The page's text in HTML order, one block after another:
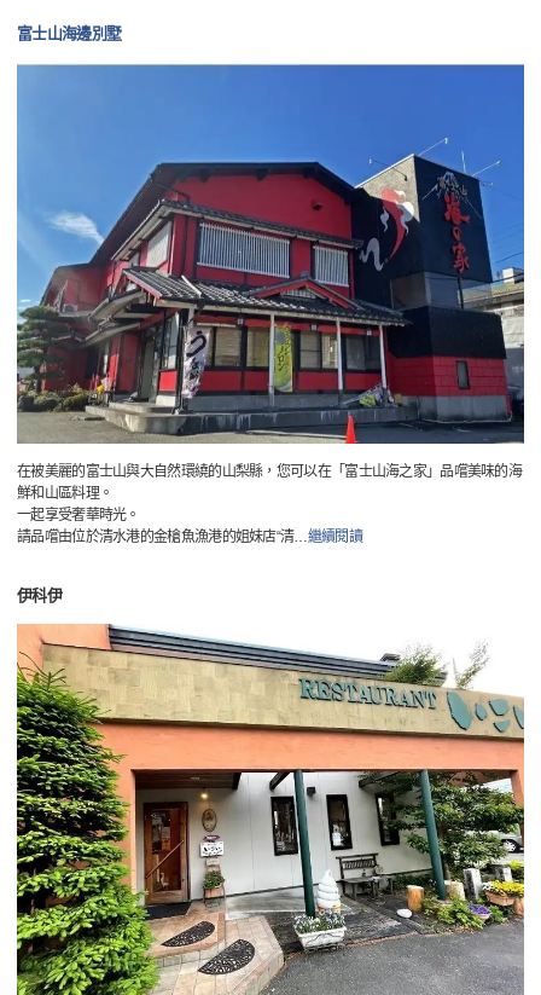
富士山海邊別墅
在被美麗的富士山與大自然環繞的山梨縣，您可以在「富士山海之家」品嚐美味的海
鮮和山區料理。
一起享受奢華時光。
請品嚐由位於清水港的金槍魚漁港的姐妹店“清…繼續閱讀
伊科伊